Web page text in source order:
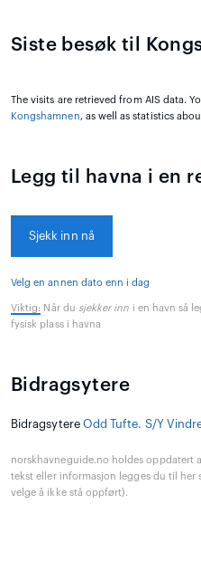
Siste besøk til
The visits are retrieved from AIS data.
Kongshamnen, as well as statistics
Legg til havna i en
Sjekk inn nå
Velg en annen dato enn i dag
Viktig: Når du sjekker inn i en havn så
fysisk plass i havna
Bidragsytere
Bidragsytere Odd Tufte. S/Y
norskhavneguide.no holdes oppdatert
tekst eller informasjon legges du til
velge å ikke stå oppført).